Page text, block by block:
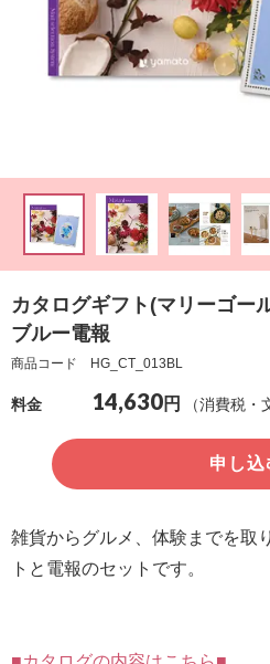
検
索
内
容
ご
確
認
（非
の
方）
カタログギフト(マリーゴー
ブルー電報
商品コード HG_CT_013BL
料金 14,630円 （消費税・
申し込
雑貨からグルメ、体験までを取
トと電報のセットです。